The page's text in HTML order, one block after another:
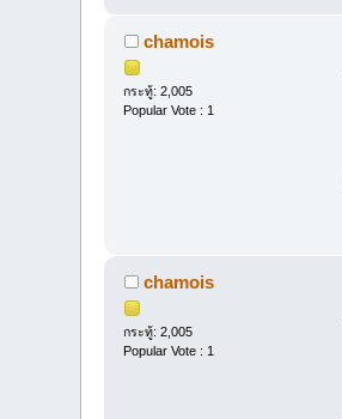
chamois
กระทู้: 2,005
Popular Vote : 1
chamois
กระทู้: 2,005
Popular Vote : 1